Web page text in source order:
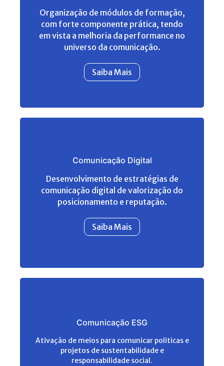
Organização de módulos de formação,
com forte componente prática, tendo
em vista a melhoria da performance no
universo da comunicação.
Saiba Mais
Comunicação Digital
Desenvolvimento de estratégias de
comunicação digital de valorização do
posicionamento e reputação.
Saiba Mais
Desenvolvimento de estratégias de
comunicação digital de valorização do
posicionamento e reputação.
Saiba Mais
Comunicação ESG
Ativação de meios para comunicar politicas e
projetos de sustentabilidade e
responsabilidade social.